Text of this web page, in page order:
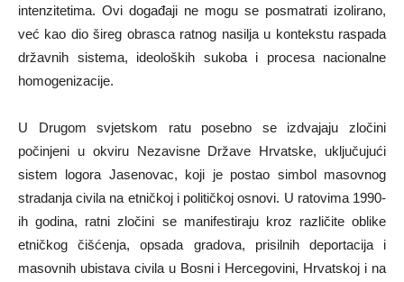
intenzitetima. Ovi događaji ne mogu se posmatrati izolirano,
već kao dio šireg obrasca ratnog nasilja u kontekstu raspada
državnih sistema, ideoloških sukoba i procesa nacionalne
homogenizacije.
U Drugom svjetskom ratu posebno se izdvajaju zločini
počinjeni u okviru Nezavisne Države Hrvatske, uključujući
sistem logora Jasenovac, koji je postao simbol masovnog
stradanja civila na etničkoj i političkoj osnovi. U ratovima 1990-
ih godina, ratni zločini se manifestiraju kroz različite oblike
etničkog čišćenja, opsada gradova, prisilnih deportacija i
masovnih ubistava civila u Bosni i Hercegovini, Hrvatskoj i na